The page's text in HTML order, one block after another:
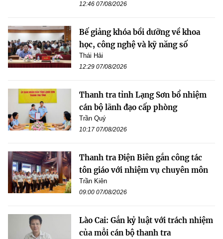
12:46 07/08/2026
Bế giảng khóa bồi dưỡng về khoa
học, công nghệ và kỹ năng số
Thái Hải
12:29 07/08/2026
Thanh tra tỉnh Lạng Sơn bổ nhiệm
cán bộ lãnh đạo cấp phòng
Trần Quý
10:17 07/08/2026
Thanh tra Điện Biên gắn công tác
tôn giáo với nhiệm vụ chuyên môn
Trần Kiên
09:00 07/08/2026
Lào Cai: Gắn kỷ luật với trách nhiệm
của mỗi cán bộ thanh tra